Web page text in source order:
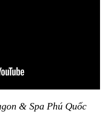
& Spa Phú Quốc